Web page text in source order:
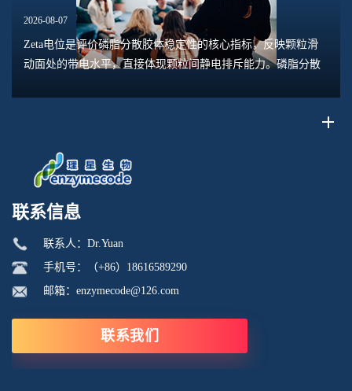
2026-08-07
Zeta电位是评价磷脂分散胶体稳定性的核心指标，反映颗粒滑
动面处的带电水平，直接体现颗粒间静电排斥能力。磷脂分散
联系信息
联系人：Dr.Yuan
手机号：（+86）18616589290
邮箱：enzymecode@126.com
联系我们